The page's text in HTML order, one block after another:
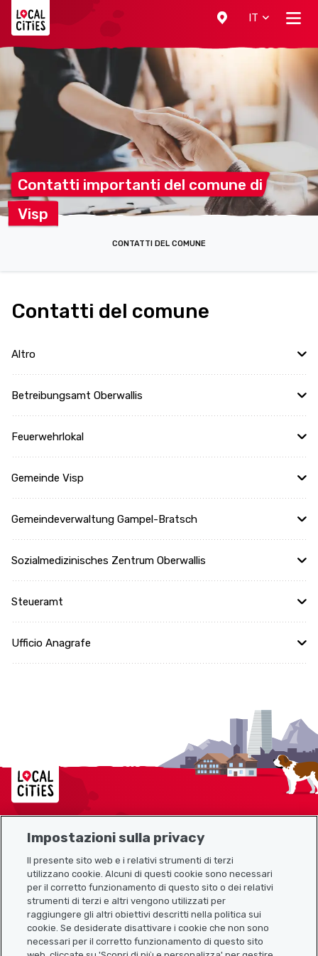
IT
Contatti importanti del comune di
Visp
CONTATTI DEL COMUNE
Contatti del comune
Altro
Betreibungsamt Oberwallis
Feuerwehrlokal
Gemeinde Visp
Gemeindeverwaltung Gampel-Bratsch
Sozialmedizinisches Zentrum Oberwallis
Steueramt
Ufficio Anagrafe
Localcities
Link utili
Scarica l’app Localcities
Impostazioni sulla privacy
Il presente sito web e i relativi strumenti di terzi
utilizzano cookie. Alcuni di questi cookie sono necessari
per il corretto funzionamento di questo sito o dei relativi
strumenti di terzi e altri vengono utilizzati per
raggiungere gli altri obiettivi descritti nella politica sui
cookie. Se desiderate disattivare i cookie che non sono
necessari per il corretto funzionamento di questo sito